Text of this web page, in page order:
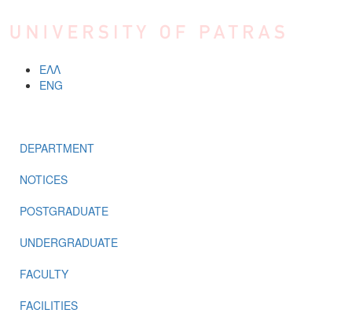
ΕΛΛ
ENG
DEPARTMENT
NOTICES
POSTGRADUATE
UNDERGRADUATE
FACULTY
FACILITIES